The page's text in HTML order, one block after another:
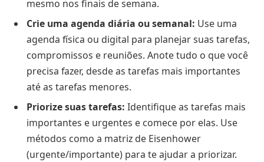
mesmo nos finais de semana.
Crie uma agenda diária ou semanal: Use uma
agenda física ou digital para planejar suas tarefas,
compromissos e reuniões. Anote tudo o que você
precisa fazer, desde as tarefas mais importantes
até as tarefas menores.
Priorize suas tarefas: Identifique as tarefas mais
importantes e urgentes e comece por elas. Use
métodos como a matriz de Eisenhower
(urgente/importante) para te ajudar a priorizar.